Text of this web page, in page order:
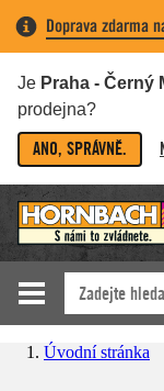
Doprava zdarma
Je Praha - Černý
prodejna?
ANO, SPRÁVNĚ.
Úvodní stránka